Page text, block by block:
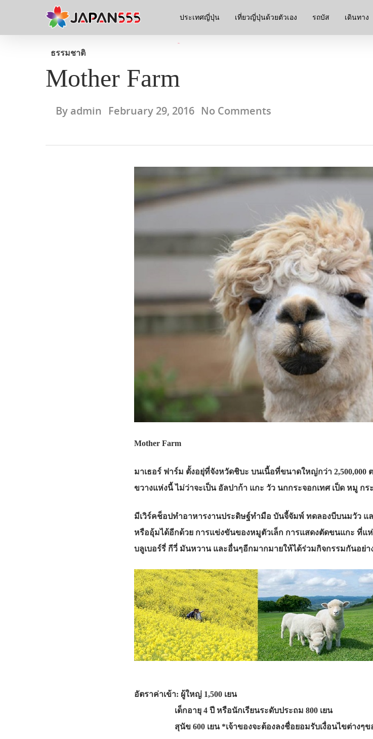
ประเทศญี่ปุ่น เที่ยวญี่ปุ่นด้วยตัวเอง รถบัส เดินทาง
ธรรมชาติ
Mother Farm
By admin February 29, 2016 No Comments
Mother Farm
มาเธอร์ ฟาร์ม ตั้งอยุ่ที่จังหวัดชิบะ บนเนี้อที่ขนาดใหญ่กว่า
ขวางแห่งนี้ ไม่ว่าจะเป็น อัลปาก้า แกะ วัว นกกระจอกเทศ เป็ด หมู
มีเวิร์คช็อปทำอาหารงานประดิษฐ์ทำมือ บันจี้จัมพ์ ทดลองบีบนมวัว
หรืออุ้มได้อีกด้วย การแข่งขันของหมูตัวเล็ก การแสดงตัดขนแกะ ที่แ
บลูเบอร์รี่ กีวี่ มันหวาน และอื่นๆอีกมากมายให้ได้ร่วมกิจกรรมกันอย่
อัตราค่าเข้า: ผู้ใหญ่ 1,500 เยน
เด็กอายุ 4 ปี หรือนักเรียนระดับประถม 800 เยน
สุนัข 600 เยน *เจ้าของจะต้องลงชื่อยอมรับเงื่อนไขต่างๆขอ